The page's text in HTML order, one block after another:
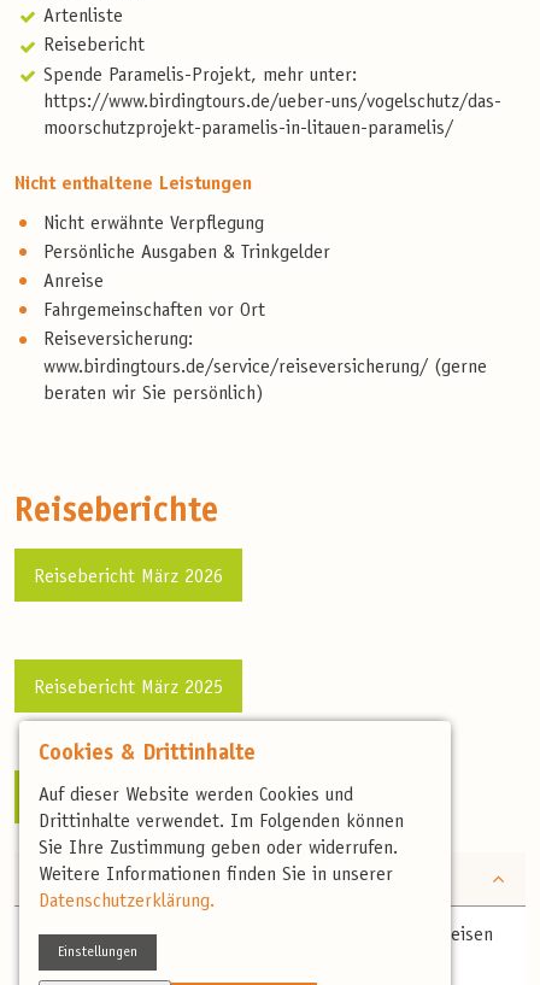
Cookies & Drittinhalte
Auf dieser Website werden Cookies und
Drittinhalte verwendet. Im Folgenden können
Sie Ihre Zustimmung geben oder widerrufen.
Weitere Informationen finden Sie in unserer
Datenschutzerklärung.
Einstellungen
Artenliste
Reisebericht
Spende Paramelis-Projekt, mehr unter:
https://www.birdingtours.de/ueber-uns/vogelschutz/das-
moorschutzprojekt-paramelis-in-litauen-paramelis/
Nicht enthaltene Leistungen
Nicht erwähnte Verpflegung
Persönliche Ausgaben & Trinkgelder
Anreise
Fahrgemeinschaften vor Ort
Reiseversicherung:
www.birdingtours.de/service/reiseversicherung/ (gerne
beraten wir Sie persönlich)
Reiseberichte
Reisebericht März 2026
Reisebericht März 2025
Reisebericht April 2024
Fahrgemeinschaften vor Ort
Bitte teilen Sie uns bei der Buchung mit, wie Sie anreisen